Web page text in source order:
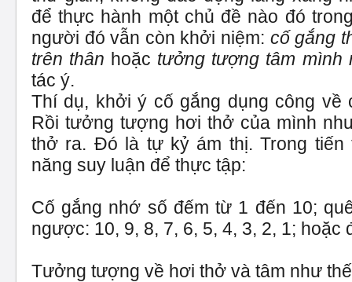
để thực hành một chủ đề nào đó
người đó vẫn còn khởi niệm: cố gắng
trên thân hoặc tưởng tượng tâm mình
tác ý.
Thí dụ, khởi ý cố gắng dụng công về
Rồi tưởng tượng hơi thở của mình
thở ra. Đó là tự kỷ ám thị. Trong tiến
năng suy luận để thực tập:
Cố gắng nhớ số đếm từ 1 đến 10;
ngược: 10, 9, 8, 7, 6, 5, 4, 3, 2, 1; hoặc
Tưởng tượng về hơi thở và tâm như